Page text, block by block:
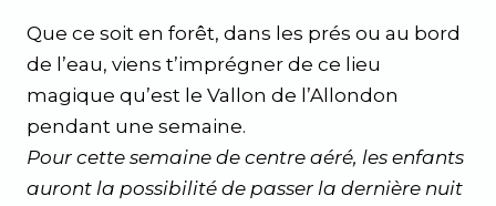
Que ce soit en forêt, dans les prés ou au bord
de l’eau, viens t’imprégner de ce lieu
magique qu’est le Vallon de l’Allondon
pendant une semaine.
Pour cette semaine de centre aéré, les enfants
auront la possibilité de passer la dernière nuit